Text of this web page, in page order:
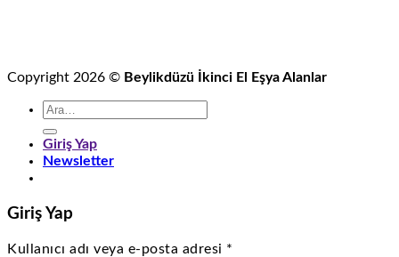
Copyright 2026 © Beylikdüzü İkinci El Eşya Alanlar
Ara:
Giriş Yap
Newsletter
Giriş Yap
Kullanıcı adı veya e-posta adresi *